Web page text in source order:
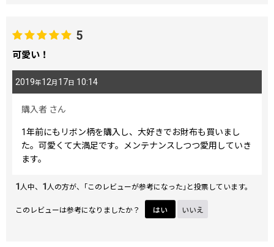
5
可愛い！
2019年12月 17 日 10:14
購入者 さん
1年前にもリボン柄を購入し、大好きでお財布も買いまし
た。可愛くて大満足です。メンテナンスしつつ愛用していき
ます。
1人中、 1人の方が、｢このレビューが参考になった｣と投票しています。
このレビューは参考になりましたか？ はい いいえ